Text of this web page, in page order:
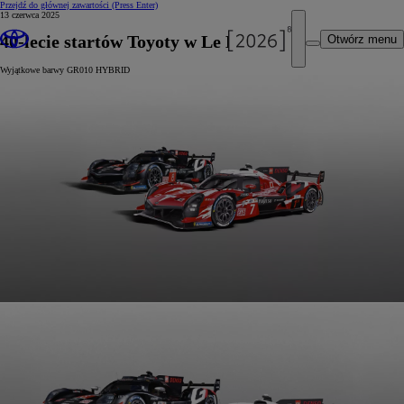
Przejdź do głównej zawartości (Press Enter)
Otwórz menu
13 czerwca 2025
40-lecie startów Toyoty w Le Mans 24h
Wyjątkowe barwy GR010 HYBRID